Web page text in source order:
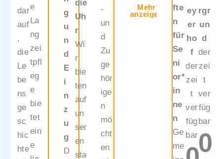
dar
auf
,
die
Le
be
ns
ge
sc
hic
hte
e
La
ng
zei
tpfl
eg
e
bie
tet
ein
e
g
u
n
d
E
i
n
z
u
g
D
die
Uh
r
Wi
r
bie
ten
auf
un
ser
en
sta
-
un
d
Zu
ge
hör
ige
n
mö
cht
en
es
Wien“
Mehr
anzeigen
fte
n
für
Se
ni
or*
in
ne
n
Ge
me
ey
er
ho
f
der
zei
t
ver
füg
bar
rgr
un
d
der
zei
t
ver
füg
bar
0